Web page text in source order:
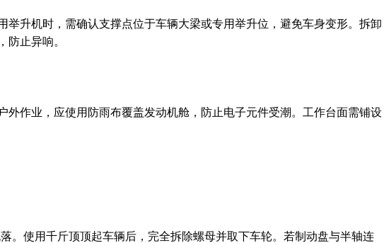
升机时，需确认支撑点位于车辆大梁或专用举升位，避免车身变形。拆卸
防止异响。
作业，应使用防雨布覆盖发动机舱，防止电子元件受潮。工作台面需铺设
。使用千斤顶顶起车辆后，完全拆除螺母并取下车轮。若制动盘与半轴连